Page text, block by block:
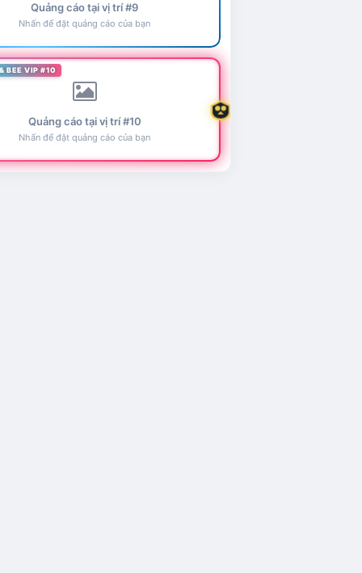
Quảng cáo tại vị trí #9
Nhấn để đặt quảng cáo của bạn
BEE VIP #10
Quảng cáo tại vị trí #10
Nhấn để đặt quảng cáo của bạn